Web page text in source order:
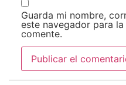
Guarda mi nombre,
este navegador para
comente.